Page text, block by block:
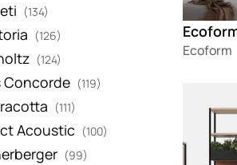
(134)
(126)
(124)
Concorde (119)
(111)
Acoustic (100)
(99)
Ecoform